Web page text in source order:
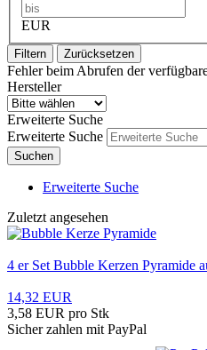
EUR
Filtern Zurücksetzen
Fehler beim Abrufen der
Hersteller
Erweiterte Suche
Erweiterte Suche
Suchen
Erweiterte Suche
Zuletzt angesehen
4 er Set Bubble Kerzen Pyramide
14,32 EUR
3,58 EUR pro Stk
Sicher zahlen mit PayPal